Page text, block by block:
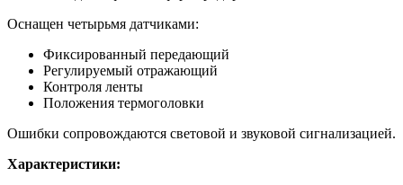
Оснащен четырьмя датчиками:
Фиксированный передающий
Регулируемый отражающий
Контроля ленты
Положения термоголовки
Ошибки сопровождаются световой и звуковой сигнализацией.
Характеристики: